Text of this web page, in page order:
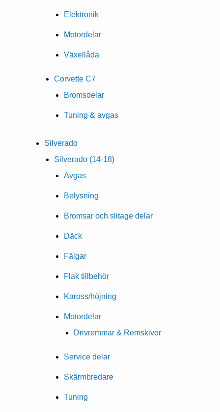
Elektronik
Motordelar
Växellåda
Corvette C7
Bromsdelar
Tuning & avgas
Silverado
Silverado (14-18)
Avgas
Belysning
Bromsar och slitage delar
Däck
Fälgar
Flak tillbehör
Kaross/höjning
Motordelar
Drivremmar & Remskivor
Service delar
Skärmbredare
Tuning